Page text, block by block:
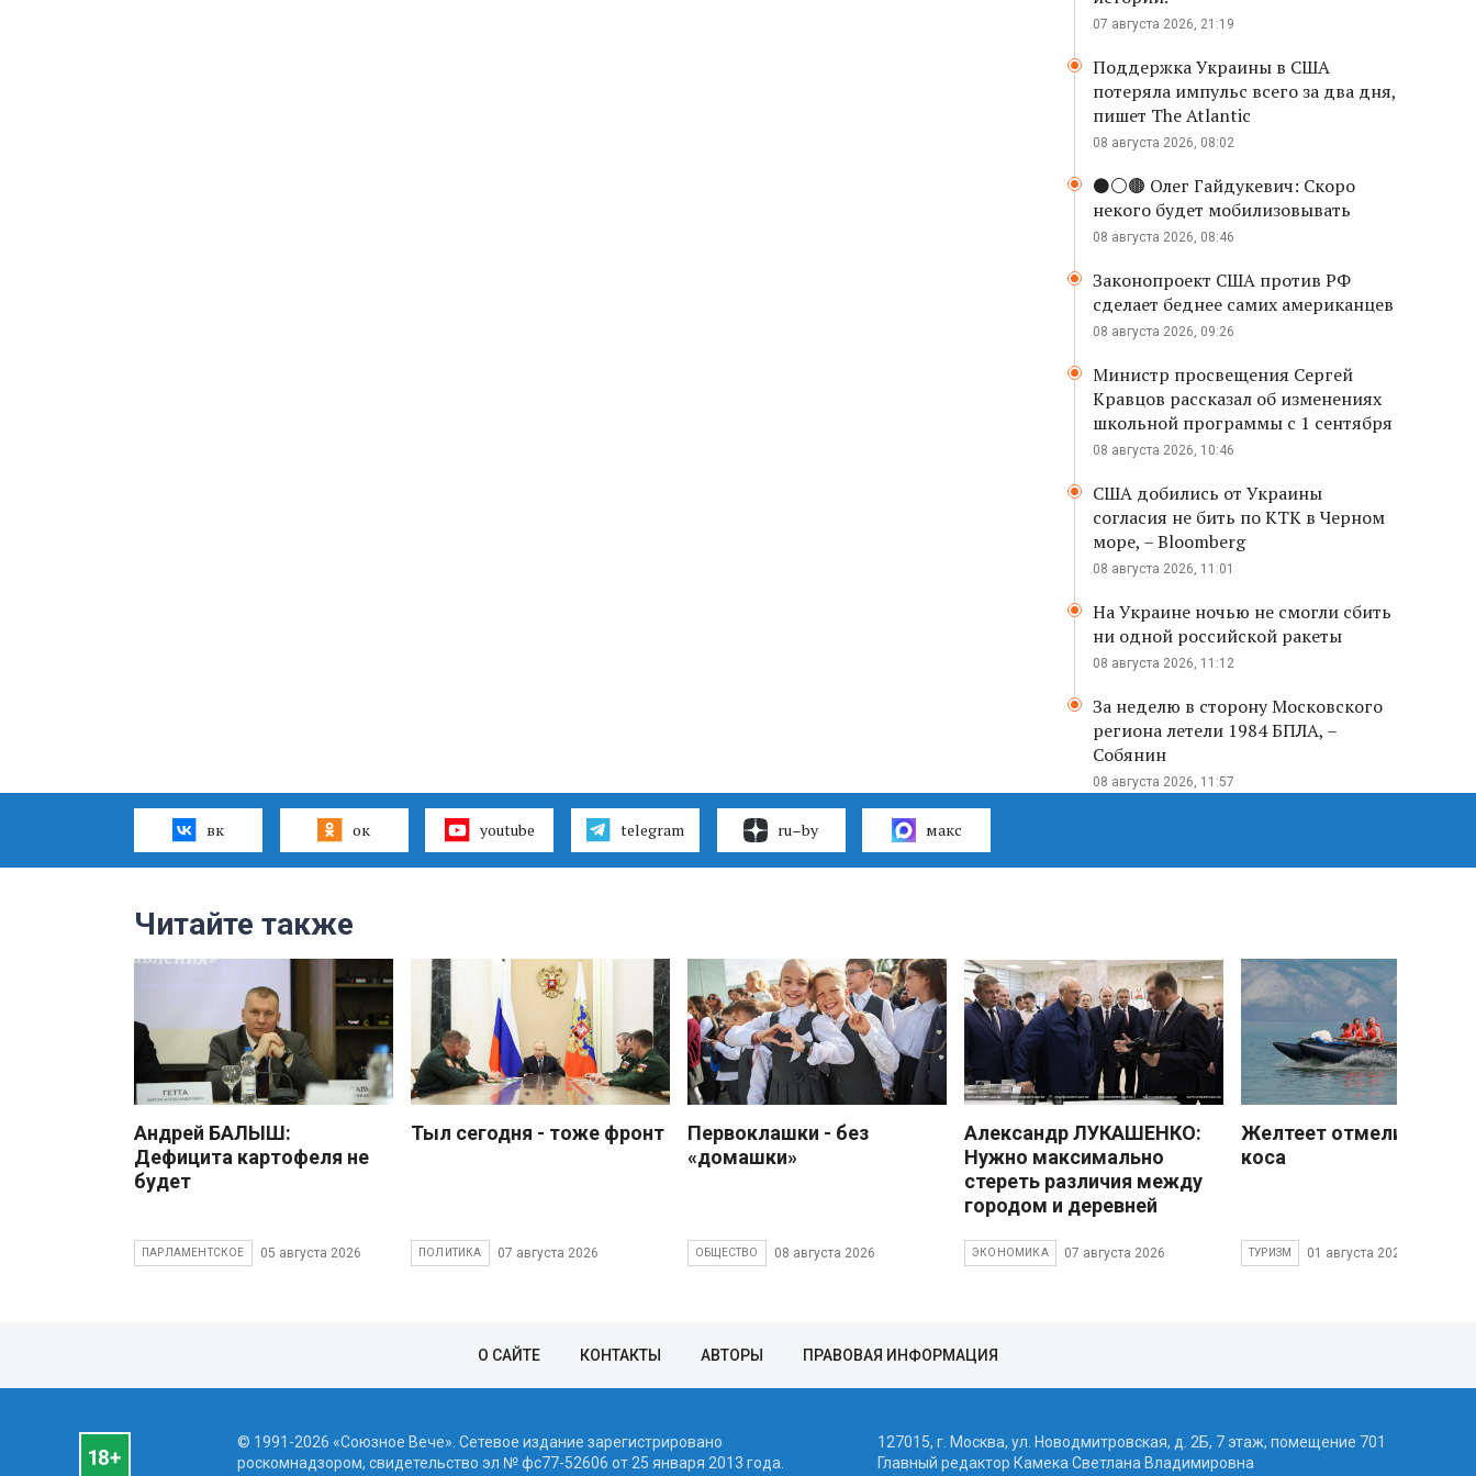
07 августа 2026, 21:19
Поддержка Украины в США
потеряла импульс всего за два дня,
пишет The Atlantic
08 августа 2026, 08:02
⚫️⚪️🟤 Олег Гайдукевич: Скоро
некого будет мобилизовывать
08 августа 2026, 08:46
Законопроект США против РФ
сделает беднее самих американцев
08 августа 2026, 09:26
Министр просвещения Сергей
Кравцов рассказал об изменениях
школьной программы с 1 сентября
08 августа 2026, 10:46
США добились от Украины
согласия не бить по КТК в Черном
море, – Bloomberg
08 августа 2026, 11:01
На Украине ночью не смогли сбить
ни одной российской ракеты
08 августа 2026, 11:12
За неделю в сторону Московского
региона летели 1984 БПЛА, –
Собянин
08 августа 2026, 11:57
вк ок youtube telegram ru–by макс
Читайте также
Андрей БАЛЫШ:
Дефицита картофеля не
будет
ПАРЛАМЕНТСКОЕ 05 августа 2026
Тыл сегодня - тоже фронт
ПОЛИТИКА 07 августа 2026
Первоклашки - без
«домашки»
ОБЩЕСТВО 08 августа 2026
Александр ЛУКАШЕНКО:
Нужно максимально
стереть различия между
городом и деревней
ЭКОНОМИКА 07 августа 2026
Желтеет отмели
коса
ТУРИЗМ 01 августа 2026
О САЙТЕ КОНТАКТЫ АВТОРЫ ПРАВОВАЯ ИНФОРМАЦИЯ
© 1991-2026 «Союзное Вече». Сетевое издание зарегистрировано
роскомнадзором, свидетельство эл № фc77-52606 от 25 января 2013 года.
127015, г. Москва, ул. Новодмитровская, д. 2Б, 7 этаж, помещение 701
Главный редактор Камека Светлана Владимировна